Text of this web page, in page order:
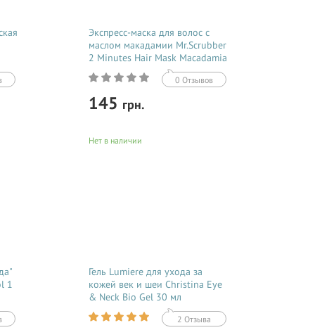
Экспресс-маска для волос с
маслом макадамии Mr.Scrubber
2 Minutes Hair Mask Macadamia
Oil 200 мл
0 Отзывов
145 грн.
Купить
1
Нет в наличии
Гель Lumiere для ухода за
кожей век и шеи Christina Eye
& Neck Bio Gel 30 мл
2 Отзыва